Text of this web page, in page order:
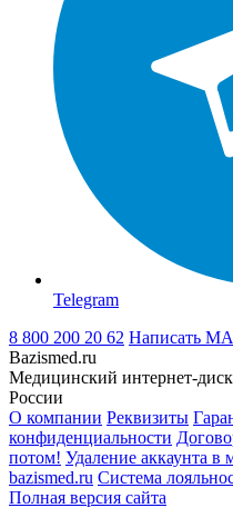
Telegram
8 800 200 20 62 Написать
Bazismed.ru
Медицинский интернет-
России
О компании Реквизиты
конфиденциальности
потом! Удаление аккаунта
bazismed.ru Система
Полная версия сайта